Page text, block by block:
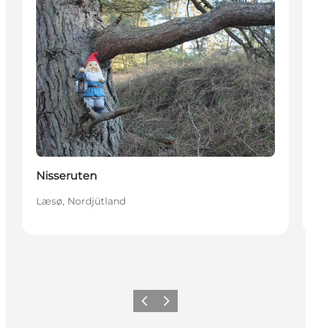
Nisseruten
Læsø, Nordjütland
Vorherige Folie
Nächste Folie